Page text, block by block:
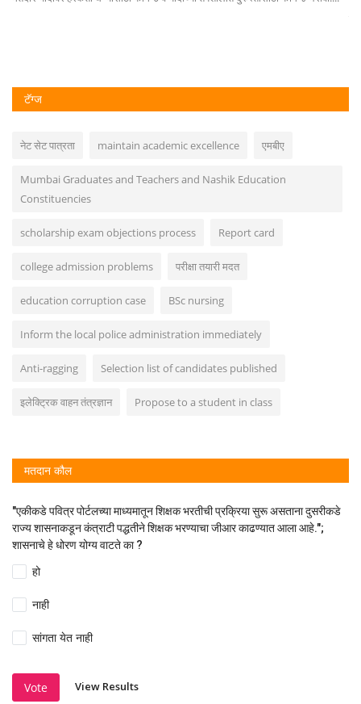
टॅग्ज
नेट सेट पात्रता maintain academic excellence एमबीए
Mumbai Graduates and Teachers and Nashik Education
Constituencies
scholarship exam objections process Report card
college admission problems परीक्षा तयारी मदत
education corruption case BSc nursing
Inform the local police administration immediately
Anti-ragging Selection list of candidates published
इलेक्ट्रिक वाहन तंत्रज्ञान Propose to a student in class
मतदान कौल
"एकीकडे पवित्र पोर्टलच्या माध्यमातून शिक्षक भरतीची प्रक्रिया सुरू असताना दुसरीकडे
राज्य शासनाकडून कंत्राटी पद्धतीने शिक्षक भरण्याचा जीआर काढण्यात आला आहे.";
शासनाचे हे धोरण योग्य वाटते का ?
हो
नाही
सांगता येत नाही
Vote View Results